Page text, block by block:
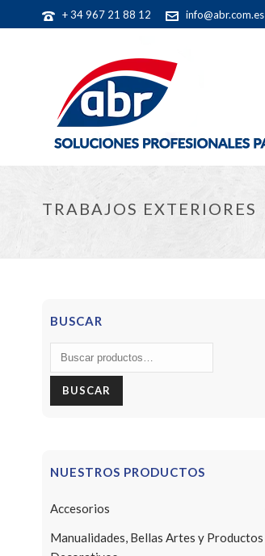
+ 34 967 21 88 12 info@abr.com.es
TRABAJOS EXTERIORES
BUSCAR
Buscar
por:
BUSCAR
NUESTROS PRODUCTOS
Accesorios
Manualidades, Bellas Artes y Productos